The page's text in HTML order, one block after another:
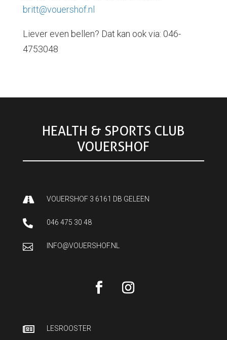
britt@vouershof.nl
Liever even bellen? Dat kan ook via: 046-
4753048
HEALTH & SPORTS CLUB
VOUERSHOF
 VOUERSHOF 3 6161 DB GELEEN
 046 475 30 48
 INFO@VOUERSHOF.NL
 LESROOSTER